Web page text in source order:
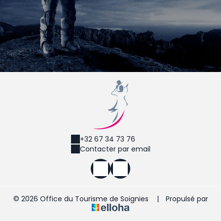
+32 67 34 73 76
Contacter par email
© 2026 Office du Tourisme de Soignies | Propulsé par